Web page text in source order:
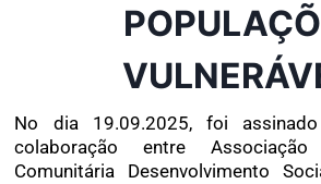
No dia 19.09.2025, foi
colaboração entre
Comunitária Desenvolvimento